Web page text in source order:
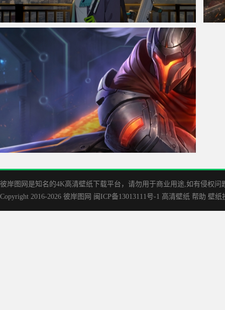
砂狼 女子 兽耳少女3840x1080高清壁纸
彼岸图网是知名的‌4K高清壁纸下载平台，请勿用于商业用途,如有侵权
Copyright 2016-2026 彼岸图网 闽ICP备13013111号-1 高清壁纸 帮助 壁纸